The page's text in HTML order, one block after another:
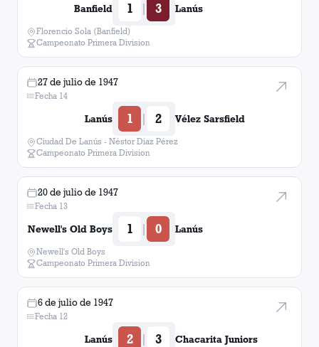
Banfield 1 | 3 Lanús
Florencio Sola (Banfield)
Campeonato Primera Division
27 de julio de 1947
Fecha 14
Lanús 1 | 2 Vélez Sarsfield
Ciudad De Lanús - Néstor Diaz Pérez
Campeonato Primera Division
20 de julio de 1947
Fecha 13
Newell's Old Boys 1 | 0 Lanús
Newell's Old Boys
Campeonato Primera Division
6 de julio de 1947
Fecha 12
Lanús 2 | 3 Chacarita Juniors